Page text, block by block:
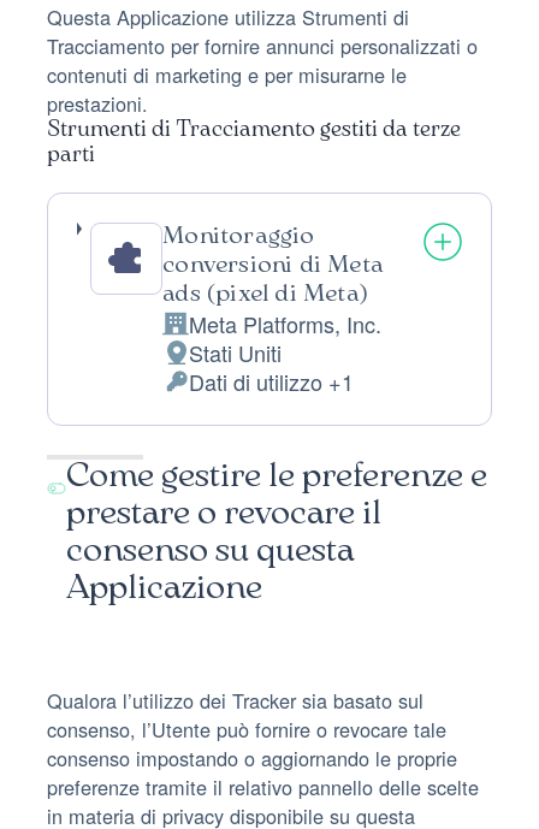
Questa Applicazione utilizza Strumenti di
Tracciamento per fornire annunci personalizzati o
contenuti di marketing e per misurarne le
prestazioni.
Strumenti di Tracciamento gestiti da terze
parti
Monitoraggio
conversioni di Meta
ads (pixel di Meta)
Azienda:
Meta Platforms, Inc.
Luogo
del
trattamento:
Stati Uniti
Dati
Personali
Dati di utilizzo +1
Come gestire le preferenze e
prestare o revocare il
consenso su questa
Applicazione
Qualora l’utilizzo dei Tracker sia basato sul
consenso, l’Utente può fornire o revocare tale
consenso impostando o aggiornando le proprie
preferenze tramite il relativo pannello delle scelte
in materia di privacy disponibile su questa